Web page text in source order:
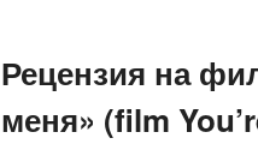
основному
содержимому
дополнительному
содержимому
Рецензия на
меня» (film